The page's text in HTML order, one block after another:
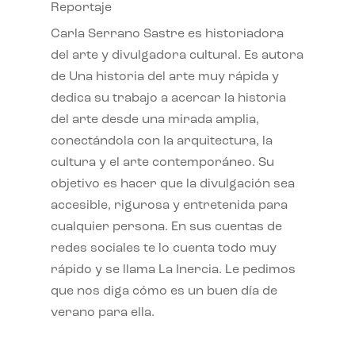
Reportaje
Carla Serrano Sastre es historiadora
del arte y divulgadora cultural. Es autora
de Una historia del arte muy rápida y
dedica su trabajo a acercar la historia
del arte desde una mirada amplia,
conectándola con la arquitectura, la
cultura y el arte contemporáneo. Su
objetivo es hacer que la divulgación sea
accesible, rigurosa y entretenida para
cualquier persona. En sus cuentas de
redes sociales te lo cuenta todo muy
rápido y se llama La Inercia. Le pedimos
que nos diga cómo es un buen día de
verano para ella.